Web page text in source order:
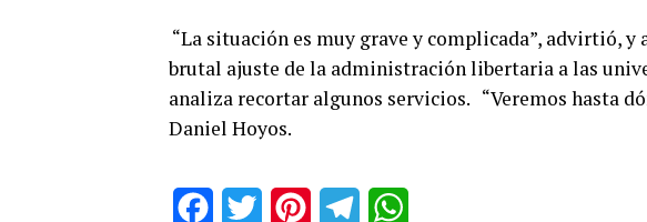
“La situación es muy grave y complicada”, advirtió, y
brutal ajuste de la administración libertaria a las
analiza recortar algunos servicios. “Veremos hasta
Daniel Hoyos.
FacebookTwitter PinterestTelegram